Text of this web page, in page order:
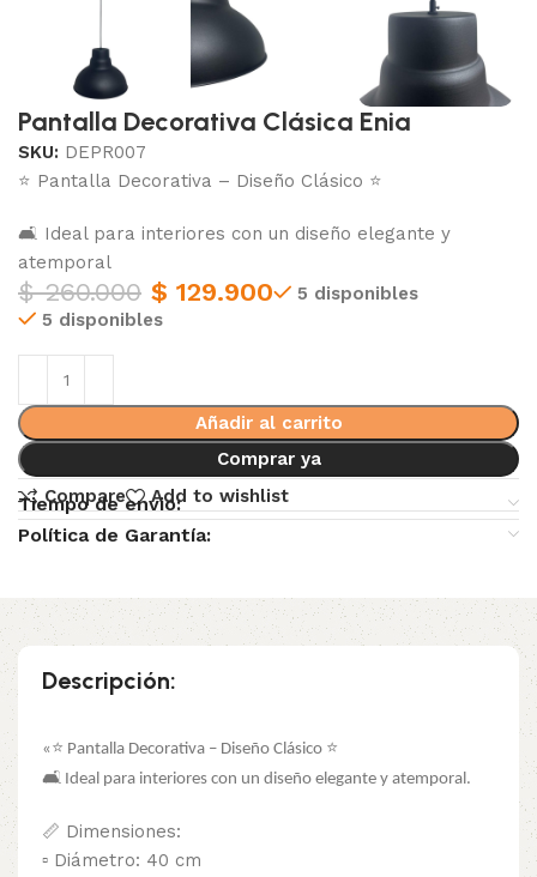
Pantalla Decorativa Clásica Enia
SKU: DEPR007
⭐ Pantalla Decorativa – Diseño Clásico ⭐
🛋 Ideal para interiores con un diseño elegante y
atemporal
$260.000 $ 129.900
5 disponibles
5 disponibles
Añadir al carrito
Comprar ya
Compare
Add to wishlist
Tiempo de envio:
Política de Garantía:
Descripción:
«⭐ Pantalla Decorativa – Diseño Clásico ⭐
🛋 Ideal para interiores con un diseño elegante y atemporal.
📏 Dimensiones:
▫️ Diámetro: 40 cm